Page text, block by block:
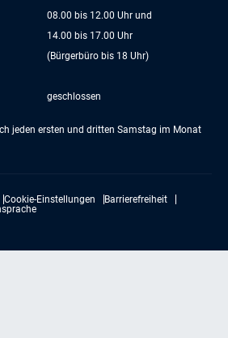
08.00 bis 12.00 Uhr und
14.00 bis 17.00 Uhr
(Bürgerbüro bis 18 Uhr)
geschlossen
jeden ersten und dritten Samstag im Monat
Cookie-Einstellungen
Barrierefreiheit